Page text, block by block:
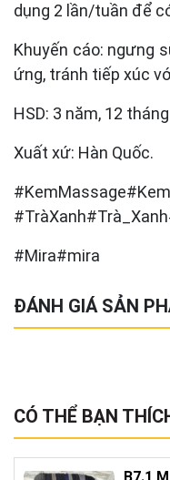
dụng 2 lần/tuần để
Khuyến cáo: ngưng
ứng, tránh tiếp xúc
HSD: 3 năm, 12
Xuất xứ: Hàn Quốc.
#Mira#mira
ĐÁNH GIÁ SẢN
CÓ THỂ BẠN
B7.1